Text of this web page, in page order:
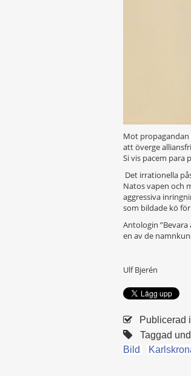
Mot
att överge
Si vis pacem para
Det irrationella
Natos vapen och
aggressiva
som bildade kö
Antologin
en av de
Ulf Bjerén
Publicerad i
Taggad
Bild